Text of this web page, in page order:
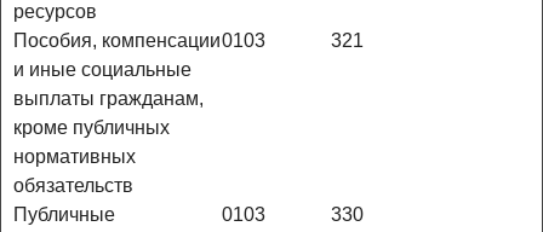
ресурсов
Пособия, компенсации
и иные социальные
выплаты гражданам,
кроме публичных
нормативных
обязательств
0103 321
Публичные
0103 330